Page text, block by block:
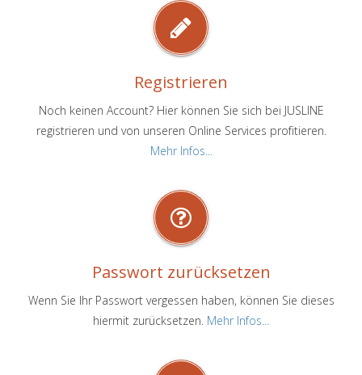
Registrieren
Noch keinen Account? Hier können Sie sich bei JUSLINE
registrieren und von unseren Online Services profitieren.
Mehr Infos...
Passwort zurücksetzen
Wenn Sie Ihr Passwort vergessen haben, können Sie dieses
hiermit zurücksetzen. Mehr Infos...